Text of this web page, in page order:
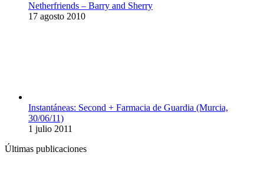
Netherfriends – Barry and Sherry
17 agosto 2010
Instantáneas: Second + Farmacia de Guardia (Murcia,
30/06/11)
1 julio 2011
Últimas publicaciones